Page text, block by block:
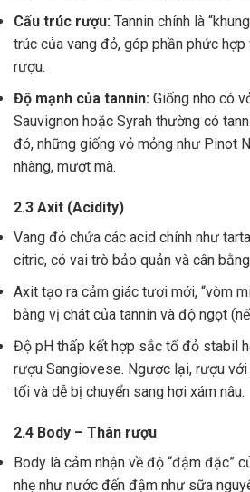
Cấu trúc rượu: Tannin chính là
trúc của vang đỏ, góp phần phức
rượu.
Độ mạnh của tannin: Giống nho có
Sauvignon hoặc Syrah thường có
đó, những giống vỏ mỏng như Pinot
nhàng, mượt mà.
2.3 Axit (Acidity)
Vang đỏ chứa các acid chính như
citric, có vai trò bảo quản và cân
Axit tạo ra cảm giác tươi mới, “vòm
bằng vị chát của tannin và độ ngọt
Độ pH thấp kết hợp sắc tố đỏ stabil
rượu Sangiovese. Ngược lại, rượu
tối và dễ bị chuyển sang hơi xám nâu.
2.4 Body – Thân rượu
Body là cảm nhận về độ “đậm đặc”
nhẹ như nước đến đậm như sữa